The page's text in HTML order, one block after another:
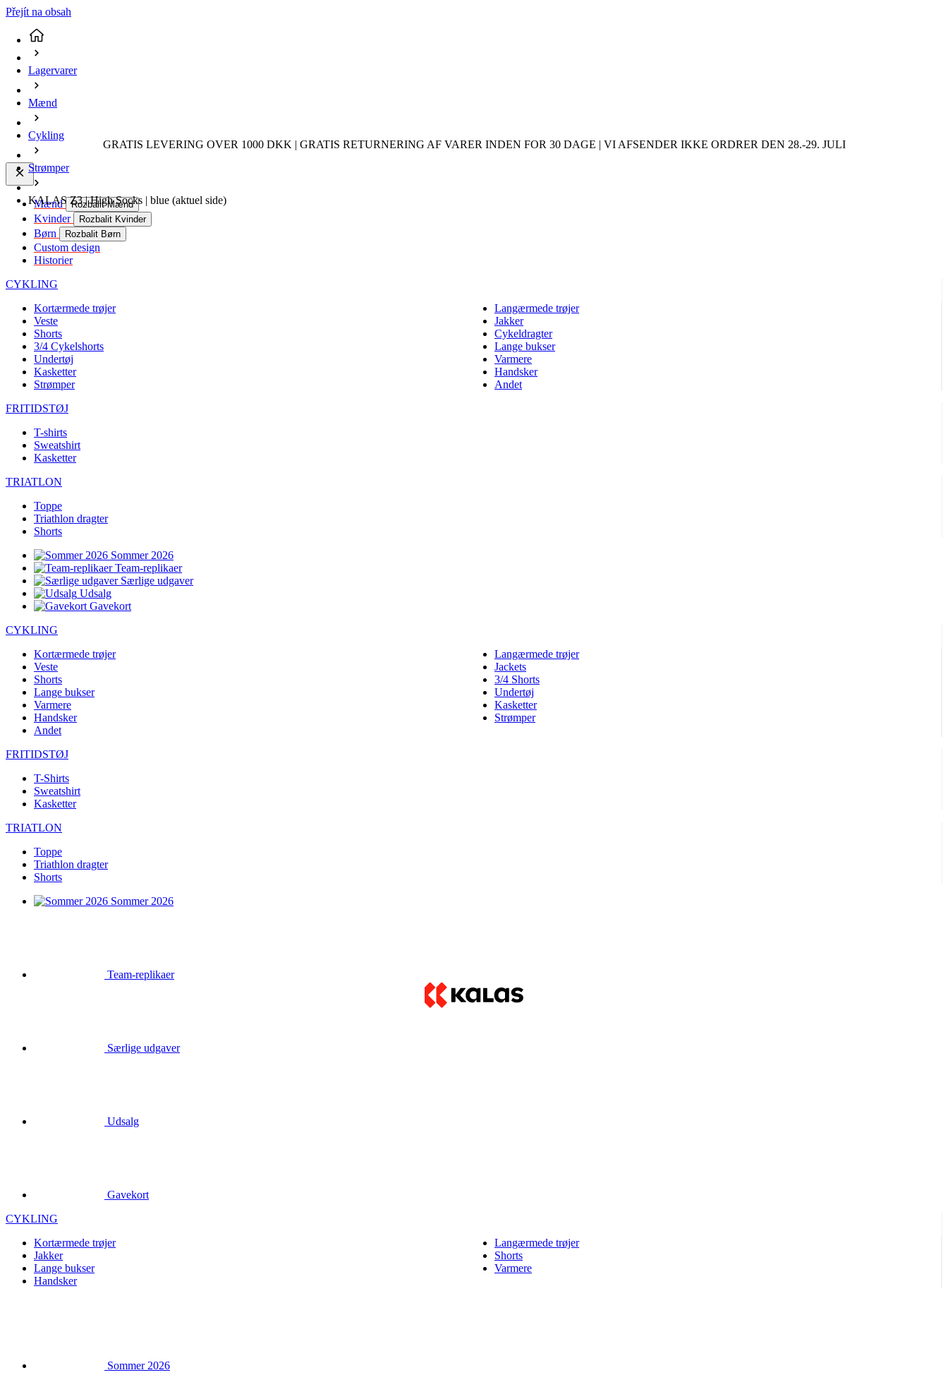
Přejít na obsah
GRATIS LEVERING OVER 1000 DKK | GRATIS RETURNERING AF VARER INDEN FOR 30 DAGE | VI AFSENDER IKKE ORDRER DEN 28.-29. JULI
Mænd Rozbalit Mænd
Kvinder Rozbalit Kvinder
Børn Rozbalit Børn
Custom design
Historier
CYKLING
Kortærmede trøjer
Langærmede trøjer
Veste
Jakker
Shorts
Cykeldragter
3/4 Cykelshorts
Lange bukser
Undertøj
Varmere
Kasketter
Handsker
Strømper
Andet
FRITIDSTØJ
T-shirts
Sweatshirt
Kasketter
TRIATLON
Toppe
Triathlon dragter
Shorts
Sommer 2026
Team-replikaer
Særlige udgaver
Udsalg
Gavekort
CYKLING
Kortærmede trøjer
Langærmede trøjer
Veste
Jackets
Shorts
3/4 Shorts
Lange bukser
Undertøj
Varmere
Kasketter
Handsker
Strømper
Andet
FRITIDSTØJ
T-Shirts
Sweatshirt
Kasketter
TRIATLON
Toppe
Triathlon dragter
Shorts
Sommer 2026
Handsker
Lagervarer
Mænd
Cykling
Strømper
KALAS Z3 | High Socks | blue (aktuel side)